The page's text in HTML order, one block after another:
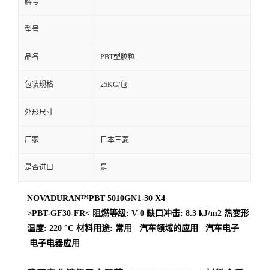
牌号
型号
品名 PBT塑胶粒
包装规格 25KG/包
外形尺寸
厂家 日本三菱
是否进口 是
NOVADURAN™PBT 5010GN1-30 X4
>PBT-GF30-FR< 阻燃等级: V-0 缺口冲击: 8.3 kJ/m2 热变形
温度: 220 °C 材料用途: 常用 汽车领域的应用 汽车电子
电子电器应用